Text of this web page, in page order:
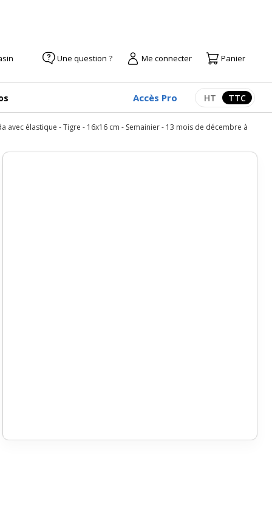
Une question ? Me connecter Panier
Accès Pro Afficher les
HT TTC
avec élastique - Tigre - 16x16 cm - Semainier - 13 mois de décembre à